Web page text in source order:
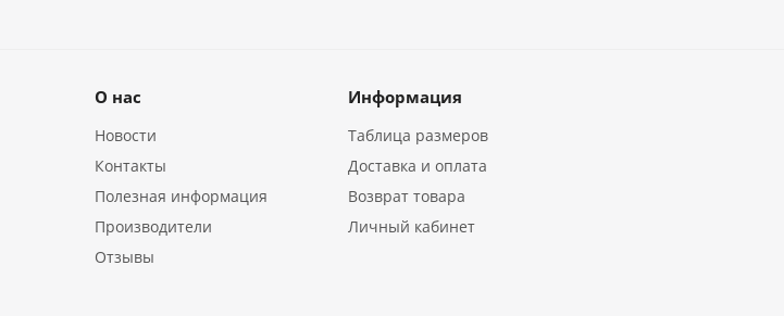
О нас
Новости
Контакты
Полезная информация
Производители
Отзывы
Информация
Таблица размеров
Доставка и оплата
Возврат товара
Личный кабинет